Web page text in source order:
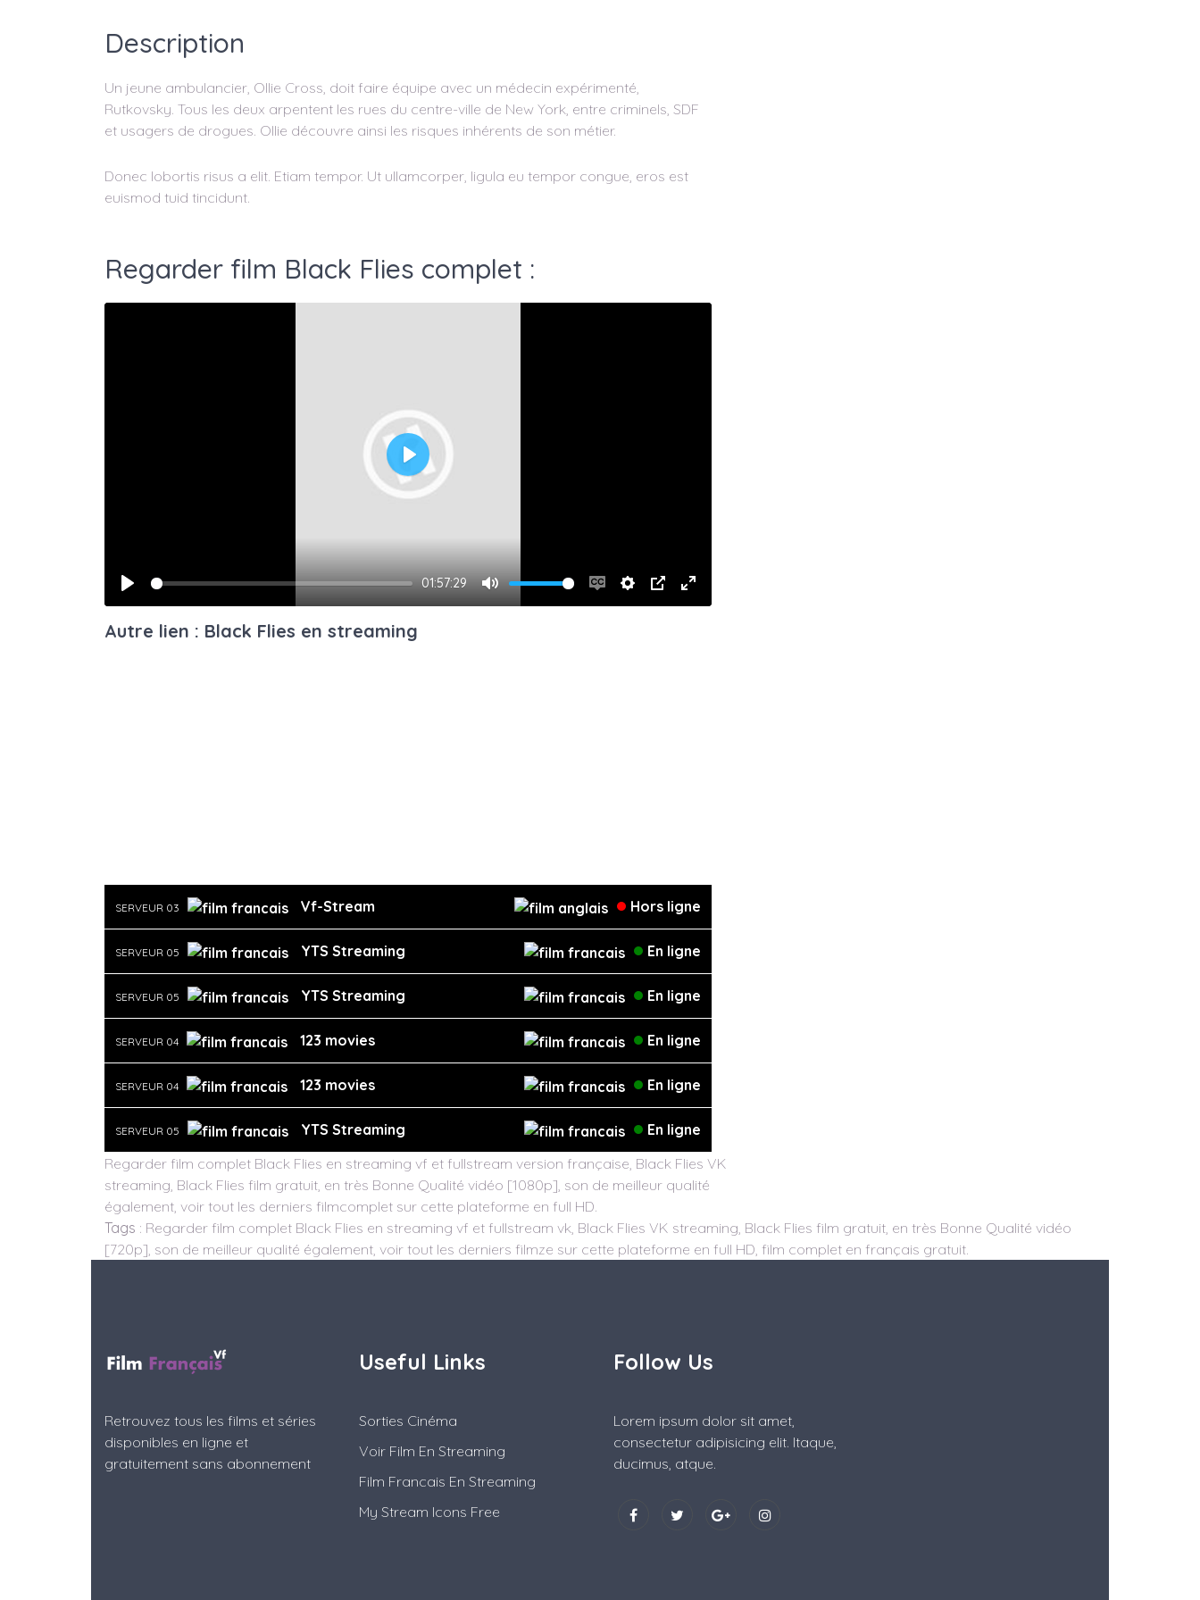
Description
Un jeune ambulancier, Ollie Cross, doit faire équipe avec un médecin expérimenté,
Rutkovsky. Tous les deux arpentent les rues du centre-ville de New York, entre criminels, SDF
et usagers de drogues. Ollie découvre ainsi les risques inhérents de son métier.
Donec lobortis risus a elit. Etiam tempor. Ut ullamcorper, ligula eu tempor congue, eros est
euismod tuid tincidunt.
Regarder film Black Flies complet :
Play
01:57:29
Mute
EnableSettings
PIP Enter
Play
Autre lien : Black Flies en streaming
SERVEUR 03 Vf-Stream Hors ligne
SERVEUR 05 YTS Streaming En ligne
SERVEUR 05 YTS Streaming En ligne
SERVEUR 04 123 movies En ligne
SERVEUR 04 123 movies En ligne
SERVEUR 05 YTS Streaming
En ligne
Regarder film complet Black Flies en streaming vf et fullstream version française, Black Flies VK
streaming, Black Flies film gratuit, en très Bonne Qualité vidéo [1080p], son de meilleur qualité
également, voir tout les derniers filmcomplet sur cette plateforme en full HD.
Tags : Regarder film complet Black Flies en streaming vf et fullstream vk, Black Flies VK streaming, Black Flies film gratuit, en très Bonne Qualité vidéo
[720p], son de meilleur qualité également, voir tout les derniers filmze sur cette plateforme en full HD, film complet en français gratuit.
Retrouvez tous les films et séries
disponibles en ligne et
gratuitement sans abonnement
Useful Links
Sorties Cinéma
Voir Film En Streaming
Film Francais En Streaming
My Stream Icons Free
Follow Us
Lorem ipsum dolor sit amet,
consectetur adipisicing elit. Itaque,
ducimus, atque.